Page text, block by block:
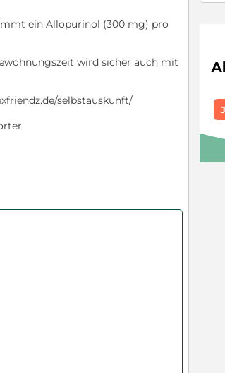
ein Allopurinol (300 mg) pro
wird sicher auch mit
selbstauskunft/